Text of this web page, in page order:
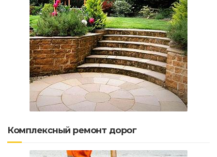
Комплексный ремонт дорог